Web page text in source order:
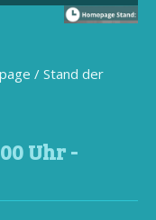
/ Stand der
Uhr -